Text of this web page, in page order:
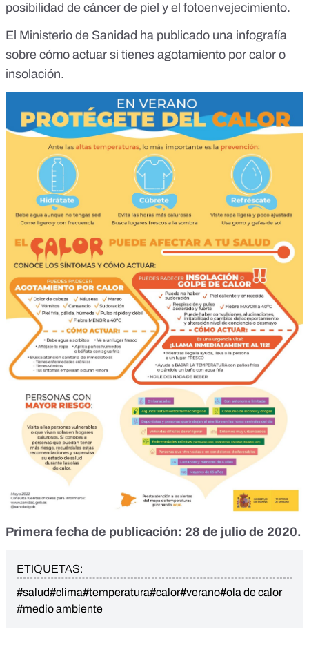
posibilidad de cáncer de piel y el fotoenvejecimiento.
El Ministerio de Sanidad ha publicado una infografía
sobre cómo actuar si tienes agotamiento por calor o
insolación.
Primera fecha de publicación: 28 de julio de 2020.
ETIQUETAS:
#salud#clima#temperatura#calor#verano#ola de calor
#medio ambiente